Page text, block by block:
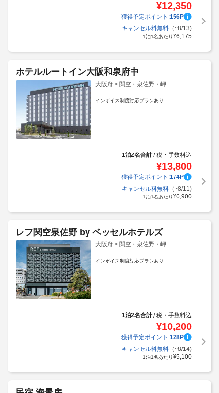
¥12,350
獲得予定ポイント:156P
キャンセル料無料（~8/13)
1泊1名あたり¥6,175
ホテルルートイン大阪和泉府中
大阪府 > 関空・泉佐野・岬
インボイス制度対応プランあり
1泊2名合計/税・手数料込
¥13,800
獲得予定ポイント:174P
キャンセル料無料（~8/11)
1泊1名あたり¥6,900
レフ関空泉佐野 by ベッセルホテルズ
大阪府 > 関空・泉佐野・岬
インボイス制度対応プランあり
1泊2名合計/税・手数料込
¥10,200
獲得予定ポイント:128P
キャンセル料無料（~8/14)
1泊1名あたり¥5,100